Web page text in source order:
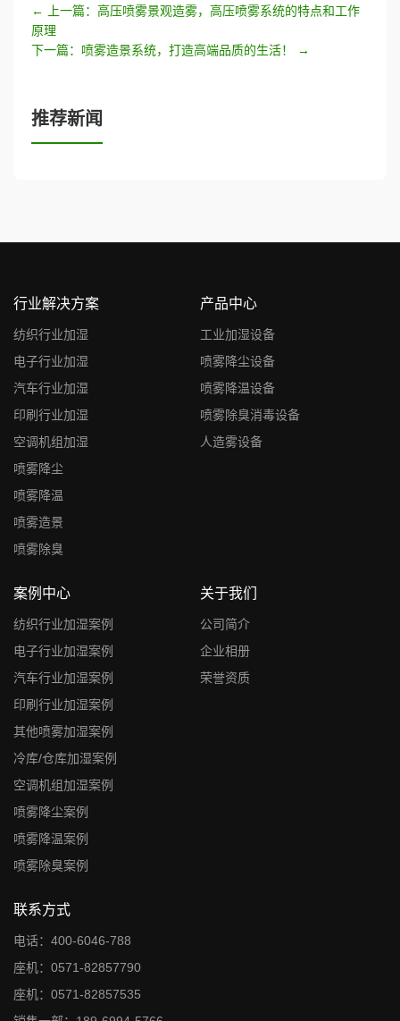
← 上一篇：高压喷雾景观造雾，高压喷雾系统的特点和工作
原理
下一篇：喷雾造景系统，打造高端品质的生活！ →
推荐新闻
行业解决方案
纺织行业加湿
电子行业加湿
汽车行业加湿
印刷行业加湿
空调机组加湿
喷雾降尘
喷雾降温
喷雾造景
喷雾除臭
产品中心
工业加湿设备
喷雾降尘设备
喷雾降温设备
喷雾除臭消毒设备
人造雾设备
案例中心
纺织行业加湿案例
电子行业加湿案例
汽车行业加湿案例
印刷行业加湿案例
其他喷雾加湿案例
冷库/仓库加湿案例
空调机组加湿案例
喷雾降尘案例
喷雾降温案例
喷雾除臭案例
关于我们
公司简介
企业相册
荣誉资质
联系方式
电话：400-6046-788
座机：0571-82857790
座机：0571-82857535